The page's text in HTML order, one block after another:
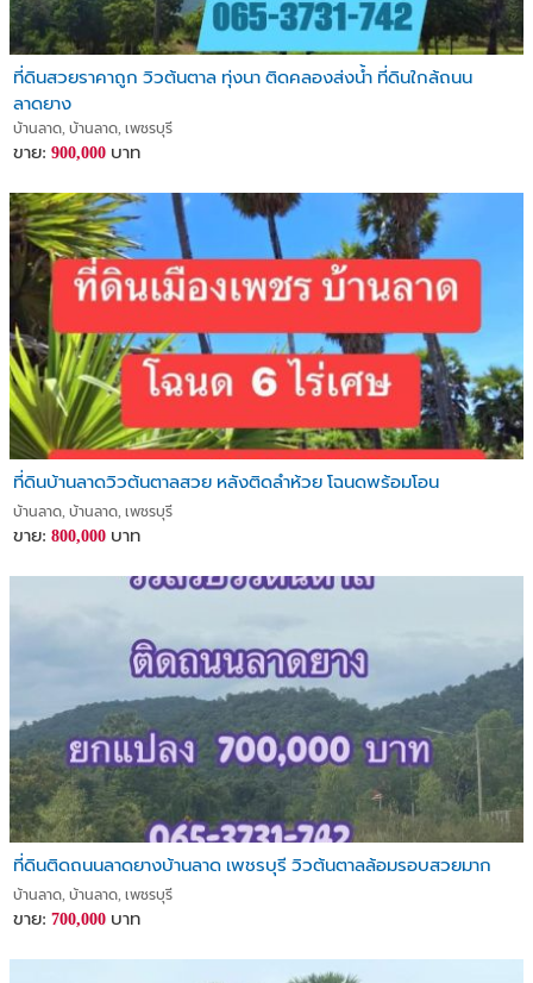
ที่ดินสวยราคาถูก วิวต้นตาล ทุ่งนา ติดคลองส่งน้ำ ที่ดินใกล้ถนน
ลาดยาง
บ้านลาด, บ้านลาด, เพชรบุรี
ขาย: 900,000 บาท
ที่ดินบ้านลาดวิวต้นตาลสวย หลังติดลำห้วย โฉนดพร้อมโอน
บ้านลาด, บ้านลาด, เพชรบุรี
ขาย: 800,000 บาท
ที่ดินติดถนนลาดยางบ้านลาด เพชรบุรี วิวต้นตาลล้อมรอบสวยมาก
บ้านลาด, บ้านลาด, เพชรบุรี
ขาย: 700,000 บาท